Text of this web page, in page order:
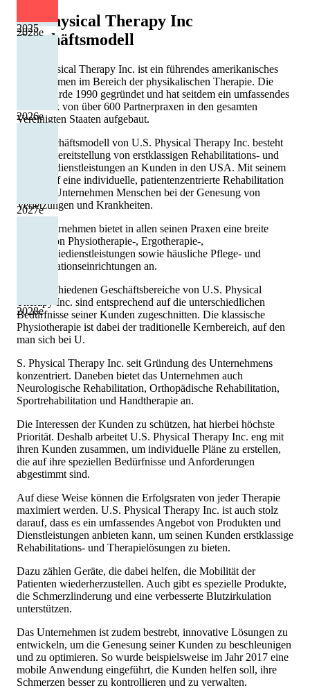
2028e
2025
2026e
2027e
2028e
US Physical Therapy Inc
Geschäftsmodell
U.S. Physical Therapy Inc. ist ein führendes amerikanisches
Unternehmen im Bereich der physikalischen Therapie. Die
Firma wurde 1990 gegründet und hat seitdem ein umfassendes
Netzwerk von über 600 Partnerpraxen in den gesamten
Vereinigten Staaten aufgebaut.
Das Geschäftsmodell von U.S. Physical Therapy Inc. besteht
aus der Bereitstellung von erstklassigen Rehabilitations- und
Therapiedienstleistungen an Kunden in den USA. Mit seinem
Fokus auf eine individuelle, patientenzentrierte Rehabilitation
hilft das Unternehmen Menschen bei der Genesung von
Verletzungen und Krankheiten.
Das Unternehmen bietet in allen seinen Praxen eine breite
Palette von Physiotherapie-, Ergotherapie-,
Audiologiedienstleistungen sowie häusliche Pflege- und
Rehabilitationseinrichtungen an.
Die verschiedenen Geschäftsbereiche von U.S. Physical
Therapy Inc. sind entsprechend auf die unterschiedlichen
Bedürfnisse seiner Kunden zugeschnitten. Die klassische
Physiotherapie ist dabei der traditionelle Kernbereich, auf den
man sich bei U.
S. Physical Therapy Inc. seit Gründung des Unternehmens
konzentriert. Daneben bietet das Unternehmen auch
Neurologische Rehabilitation, Orthopädische Rehabilitation,
Sportrehabilitation und Handtherapie an.
Die Interessen der Kunden zu schützen, hat hierbei höchste
Priorität. Deshalb arbeitet U.S. Physical Therapy Inc. eng mit
ihren Kunden zusammen, um individuelle Pläne zu erstellen,
die auf ihre speziellen Bedürfnisse und Anforderungen
abgestimmt sind.
Auf diese Weise können die Erfolgsraten von jeder Therapie
maximiert werden. U.S. Physical Therapy Inc. ist auch stolz
darauf, dass es ein umfassendes Angebot von Produkten und
Dienstleistungen anbieten kann, um seinen Kunden erstklassige
Rehabilitations- und Therapielösungen zu bieten.
Dazu zählen Geräte, die dabei helfen, die Mobilität der
Patienten wiederherzustellen. Auch gibt es spezielle Produkte,
die Schmerzlinderung und eine verbesserte Blutzirkulation
unterstützen.
Das Unternehmen ist zudem bestrebt, innovative Lösungen zu
entwickeln, um die Genesung seiner Kunden zu beschleunigen
und zu optimieren. So wurde beispielsweise im Jahr 2017 eine
mobile Anwendung eingeführt, die Kunden helfen soll, ihre
Schmerzen besser zu kontrollieren und zu verwalten.